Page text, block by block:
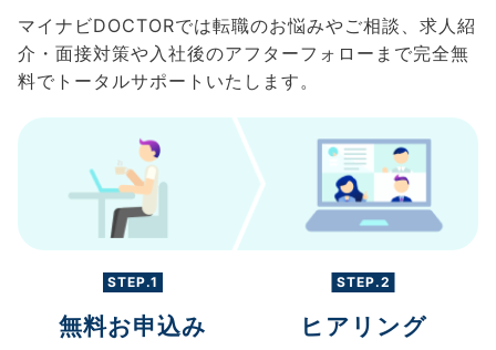
マイナビDOCTORでは転職のお悩みやご相談、求人紹
介・面接対策や入社後のアフターフォローまで完全無
料でトータルサポートいたします。
STEP.1
無料お申込み
STEP.2
ヒアリング